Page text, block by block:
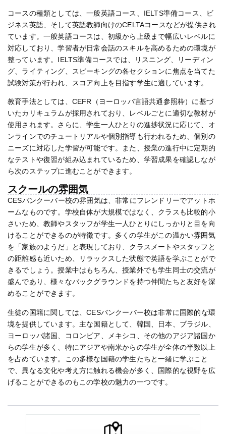
コースの種類としては、一般英語コース、IELTS準備コース、ビ
ジネス英語、そして英語教師向けのCELTAコースなどが提供され
ています。一般英語コースは、初級から上級まで幅広いレベルに
対応しており、学習者が日常会話のスキルを高めるための環境が
整っています。IELTS準備コースでは、リスニング、リーディン
グ、ライティング、スピーキングの各セクションに焦点を当てた
試験対策が行われ、スコア向上を目指す学生に適しています​。
教育手法としては、CEFR（ヨーロッパ言語共通参照枠）に基づ
いたカリキュラムが採用されており、レベルごとに適切な教材が
使用されます。さらに、学生一人ひとりの進捗状況に応じて、オ
ンラインでのチュートリアルや個別指導も行われるため、個別の
ニーズに対応した学習が可能です。また、授業の進行中に定期的
なテストや復習が組み込まれているため、学習成果を確認しなが
ら次のステップに進むことができます​。
スクールの雰囲気
CESバンクーバー校の雰囲気は、非常にフレンドリーでアットホ
ームなものです。学校自体が大規模ではなく、クラスも比較的小
さいため、教師やスタッフが学生一人ひとりにしっかりと目を向
けることができるのが特徴です。多くの学生がこの温かい雰囲気
を「家族のようだ」と表現しており、クラスメートやスタッフと
の距離感も近いため、リラックスした状態で英語を学ぶことがで
きるでしょう。授業中はもちろん、授業外でも学生同士の交流が
盛んであり、様々なバックグラウンドを持つ仲間たちと友好を深
めることができます。
生徒の国籍に関しては、CESバンクーバー校は非常に国際的な環
境を提供しています。主な国籍として、韓国、日本、ブラジル、
ヨーロッパ諸国、コロンビア、メキシコ、その他のアジア諸国か
らの学生が多く、特にアジアや南米からの学生が全体の半数以上
を占めています。この多様な国籍の学生たちと一緒に学ぶこと
で、異なる文化や考え方に触れる機会が多く、国際的な視野を広
げることができるのもこの学校の魅力の一つです​。